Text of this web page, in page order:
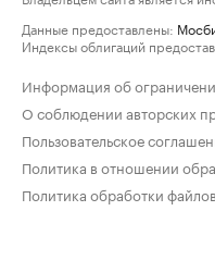
Данные предоставлены:
Индексы облигаций
Информация об
О соблюдении авторских
Пользовательское
Политика в отношении
Политика обработки